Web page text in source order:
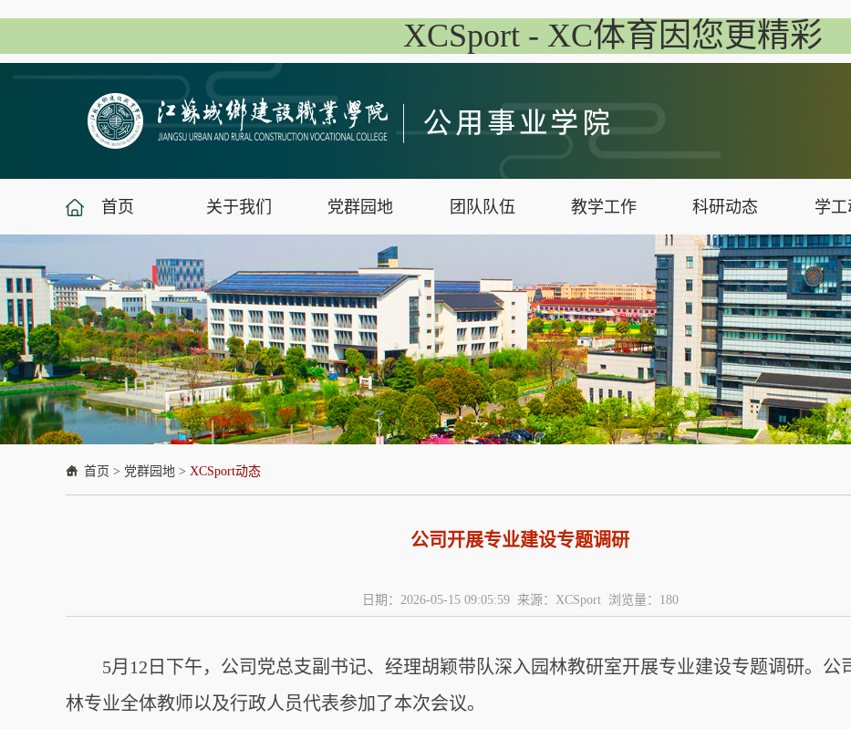
XCSport - XC体育因您更精彩
首页 关于我们 党群园地 团队队伍 教学工作 科研动态 学工
首页 > 党群园地 > XCSport动态
公司开展专业建设专题调研
日期：2026-05-15 09:05:59 来源：XCSport 浏览量： 180
5月12日下午，公司党总支副书记、经理胡颖带队深入园林教研室开展专业建设专题调研。公
林专业全体教师以及行政人员代表参加了本次会议。